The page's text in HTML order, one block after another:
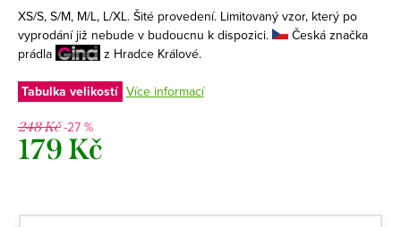
XS/S, S/M, M/L, L/XL. Šité provedení. Limitovaný vzor, který po
vyprodání již nebude v budoucnu k dispozici.
Česká značka
prádla
z Hradce Králové.
Tabulka velikostí Více informací
248 Kč-27 %
179 Kč